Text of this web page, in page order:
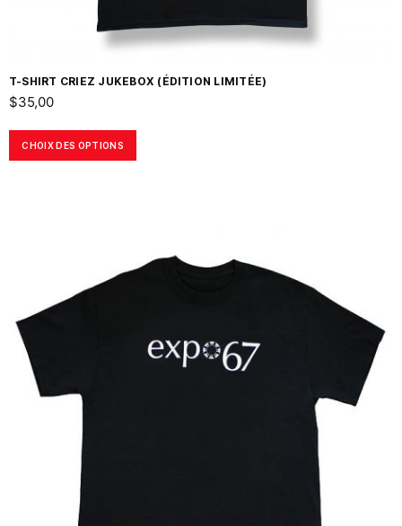
T-SHIRT CRIEZ JUKEBOX (ÉDITION LIMITÉE)
$35,00
CHOIX DES OPTIONS